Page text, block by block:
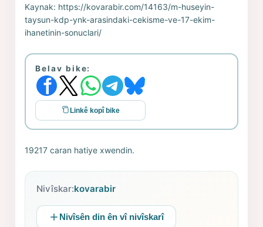
Kaynak: https://kovarabir.com/14163/m-huseyin-
taysun-kdp-ynk-arasindaki-cekisme-ve-17-ekim-
ihanetinin-sonuclari/
Belav bike:
Linkê kopî bike
19217 caran hatiye xwendin.
Nivîskar:kovarabir
Nivîsên din ên vî nivîskarî